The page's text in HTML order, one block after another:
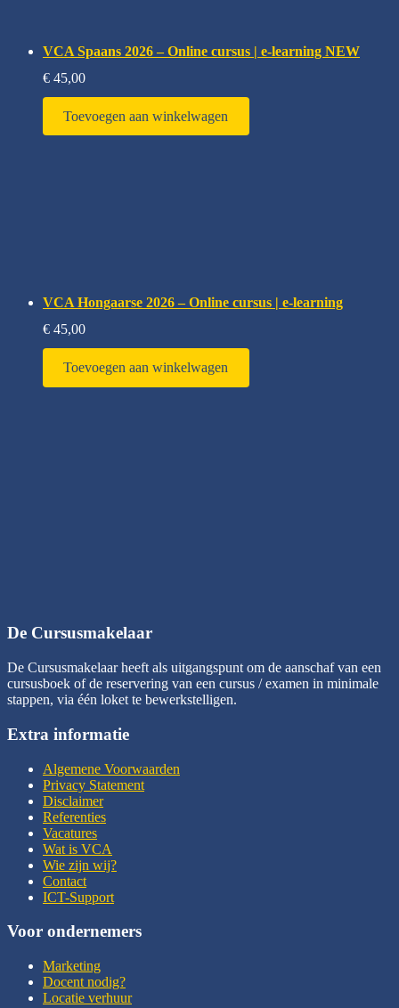
VCA Spaans 2026 – Online cursus | e-learning NEW
€ 45,00
Toevoegen aan winkelwagen
VCA Hongaarse 2026 – Online cursus | e-learning
€ 45,00
Toevoegen aan winkelwagen
De Cursusmakelaar
De Cursusmakelaar heeft als uitgangspunt om de aanschaf van een
cursusboek of de reservering van een cursus / examen in minimale
stappen, via één loket te bewerkstelligen.
Extra informatie
Algemene Voorwaarden
Privacy Statement
Disclaimer
Referenties
Vacatures
Wat is VCA
Wie zijn wij?
Contact
ICT-Support
Voor ondernemers
Marketing
Docent nodig?
Locatie verhuur